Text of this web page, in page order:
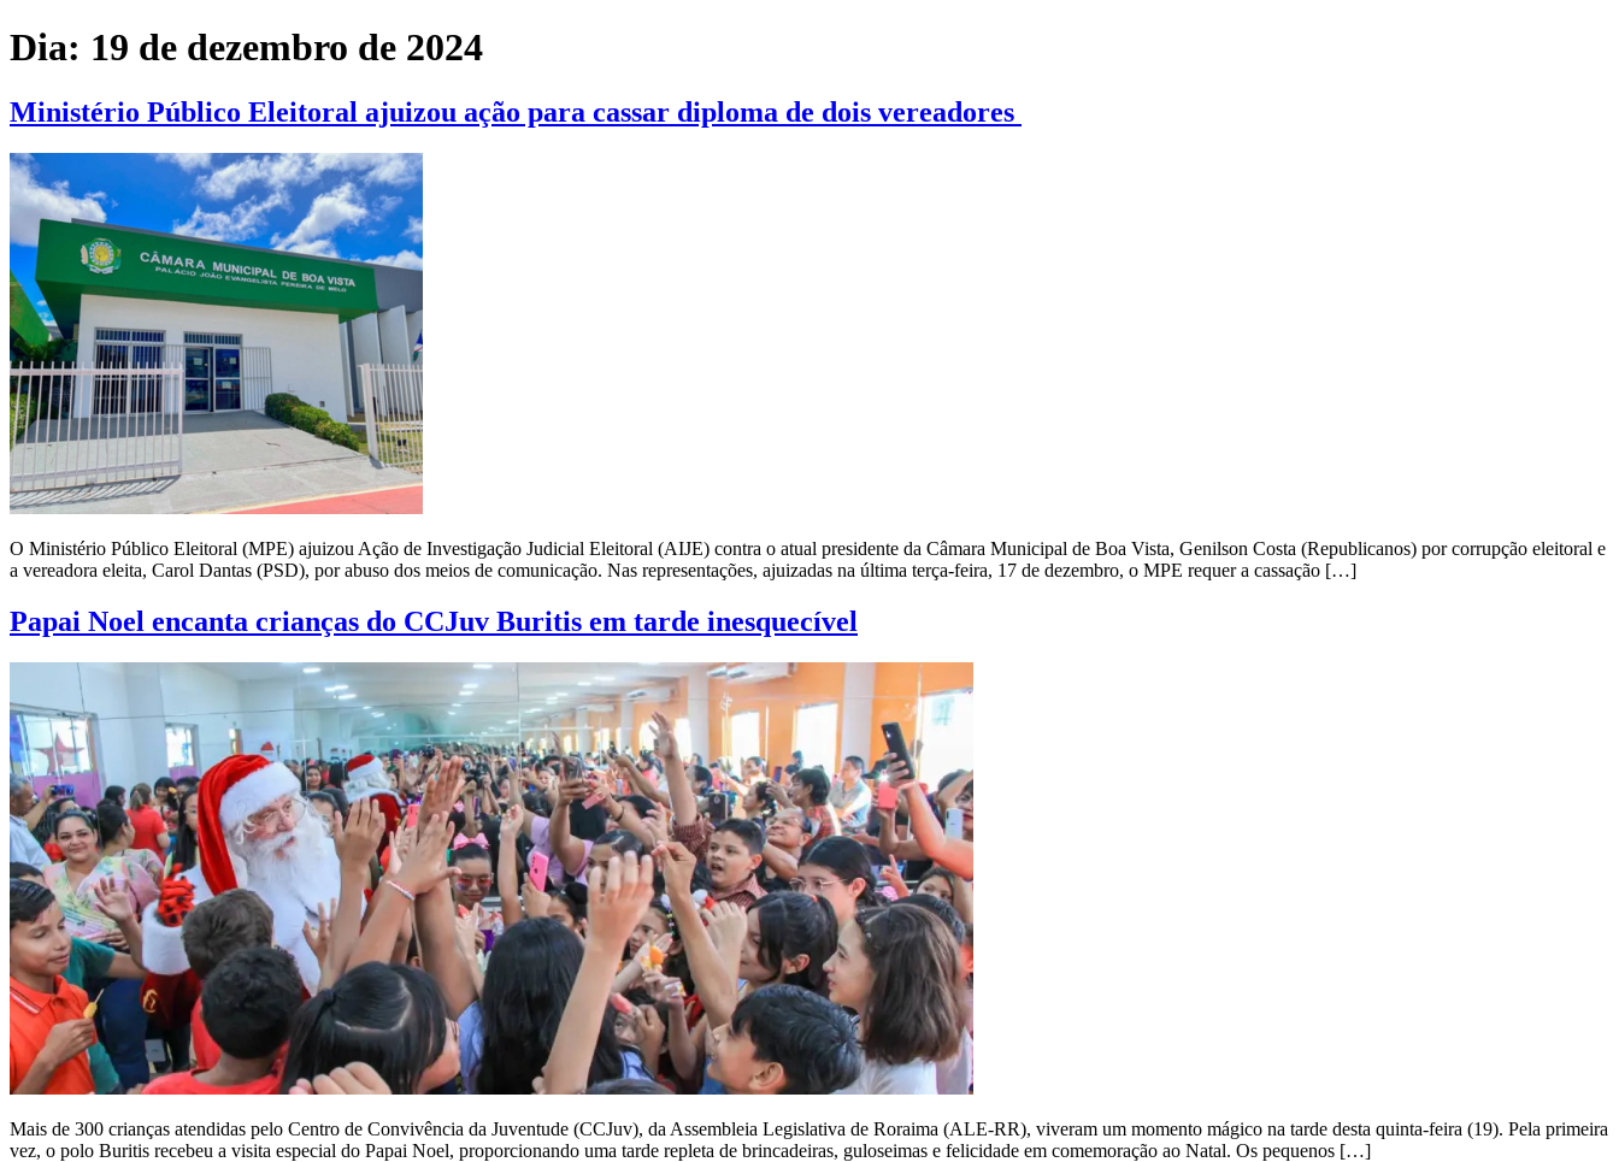
Dia: 19 de dezembro de 2024
Ministério Público Eleitoral ajuizou ação para cassar diploma de dois vereadores
O Ministério Público Eleitoral (MPE) ajuizou Ação de Investigação Judicial Eleitoral (AIJE) contra o atual presidente da Câmara Municipal de Boa Vista, Genilson Costa (Republicanos) por corrupção eleitoral e
a vereadora eleita, Carol Dantas (PSD), por abuso dos meios de comunicação. Nas representações, ajuizadas na última terça-feira, 17 de dezembro, o MPE requer a cassação […]
Papai Noel encanta crianças do CCJuv Buritis em tarde inesquecível
Mais de 300 crianças atendidas pelo Centro de Convivência da Juventude (CCJuv), da Assembleia Legislativa de Roraima (ALE-RR), viveram um momento mágico na tarde desta quinta-feira (19). Pela primeira
vez, o polo Buritis recebeu a visita especial do Papai Noel, proporcionando uma tarde repleta de brincadeiras, guloseimas e felicidade em comemoração ao Natal. Os pequenos […]